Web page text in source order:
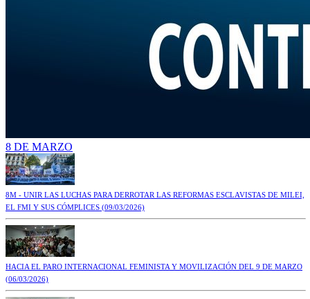
8 DE MARZO
8M - UNIR LAS LUCHAS PARA DERROTAR LAS REFORMAS ESCLAVISTAS DE MILEI,
EL FMI Y SUS CÓMPLICES (09/03/2026)
HACIA EL PARO INTERNACIONAL FEMINISTA Y MOVILIZACIÓN DEL 9 DE MARZO
(06/03/2026)